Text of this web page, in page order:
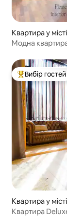
Квартира у
Модна
Топ вибір
Вибір гостей
Квартира у
Квартира